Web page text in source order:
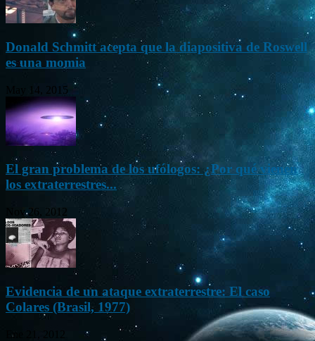
Donald Schmitt acepta que la diapositiva de Roswell
es una momia
May 14, 2015
El gran problema de los ufólogos: ¿Por qué vienen
los extraterrestres...
Nov 26, 2012
Evidencia de un ataque extraterrestre: El caso
Colares (Brasil, 1977)
Ene 21, 2012